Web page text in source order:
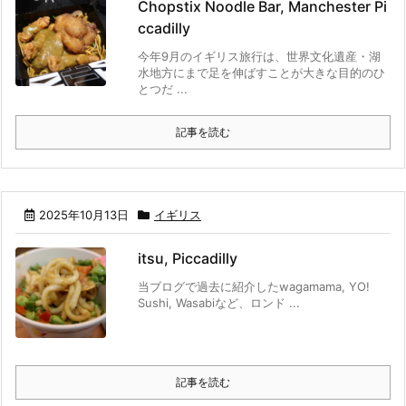
Chopstix Noodle Bar, Manchester Pi
ccadilly
今年9月のイギリス旅行は、世界文化遺産・湖
水地方にまで足を伸ばすことが大きな目的のひ
とつだ ...
記事を読む
2025年10月13日 イギリス
itsu, Piccadilly
当ブログで過去に紹介したwagamama, YO!
Sushi, Wasabiなど、ロンド ...
記事を読む